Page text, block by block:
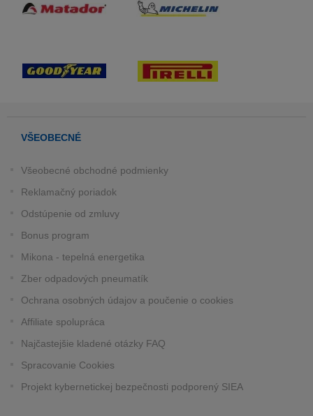
VŠEOBECNÉ
Všeobecné obchodné podmienky
Reklamačný poriadok
Odstúpenie od zmluvy
Bonus program
Mikona - tepelná energetika
Zber odpadových pneumatík
Ochrana osobných údajov a poučenie o cookies
Affiliate spolupráca
Najčastejšie kladené otázky FAQ
Spracovanie Cookies
Projekt kybernetickej bezpečnosti podporený SIEA